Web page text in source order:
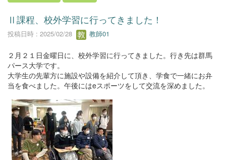
Ⅱ課程、校外学習に行ってきました！
投稿日時 : 2025/02/28 教師01
２月２１日金曜日に、校外学習に行ってきました。行き先は群馬
パース大学です。
大学生の先輩方に施設や設備を紹介して頂き、学食で一緒にお弁
当を食べました。午後にはeスポーツをして交流を深めました。